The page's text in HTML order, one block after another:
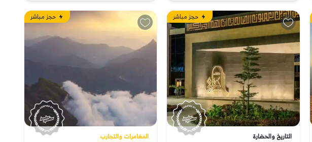
حجز مباشر
التاريخ والحضارة
حجز مباشر
المغامرات والتجارب